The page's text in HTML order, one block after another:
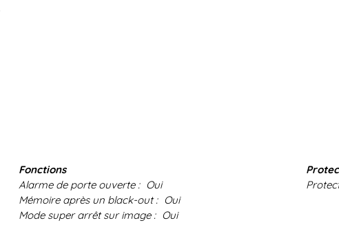
Fonctions
Alarme de porte ouverte : Oui
Mémoire après un black-out : Oui
Mode super arrêt sur image : Oui